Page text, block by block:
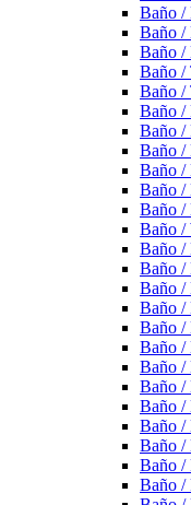
Baño
Baño /
Baño
Baño
Baño
Baño
Baño
Baño /
Baño /
Baño
Baño
Baño
Baño /
Baño
Baño
Baño
Baño
Baño
Baño
Baño
Baño
Baño
Baño
Baño
Baño